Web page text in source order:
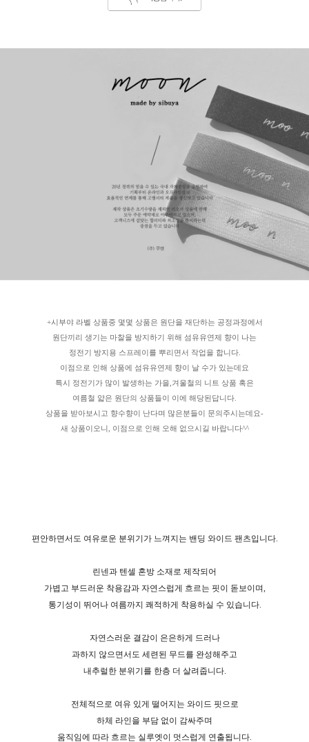
+시부야 라벨 상품중 몇몇 상품은 원단을 재단하는 공정과정에서
원단끼리 생기는 마찰을 방지하기 위해 섬유유연제 향이 나는
정전기 방지용 스프레이를 뿌리면서 작업을 합니다.
이점으로 인해 상품에 섬유유연제 향이 날 수가 있는데요
특시 정전기가 많이 발생하는 가을,겨울철의 니트 상품 혹은
여름철 얇은 원단의 상품들이 이에 해당된답니다.
상품을 받아보시고 향수향이 난다며 많은분들이 문의주시는데요-
새 상품이오니, 이점으로 인해 오해 없으시길 바랍니다^^
편안하면서도 여유로운 분위기가 느껴지는 밴딩 와이드 팬츠입니다.
린넨과 텐셀 혼방 소재로 제작되어
가볍고 부드러운 착용감과 자연스럽게 흐르는 핏이 돋보이며,
통기성이 뛰어나 여름까지 쾌적하게 착용하실 수 있습니다.
자연스러운 결감이 은은하게 드러나
과하지 않으면서도 세련된 무드를 완성해주고
내추럴한 분위기를 한층 더 살려줍니다.
전체적으로 여유 있게 떨어지는 와이드 핏으로
하체 라인을 부담 없이 감싸주며
움직임에 따라 흐르는 실루엣이 멋스럽게 연출됩니다.